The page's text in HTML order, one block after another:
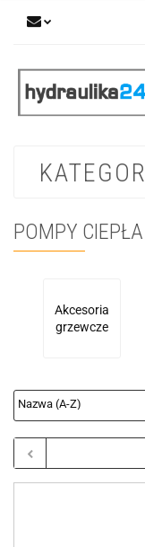
POMPY CIEPŁA
Akcesoria
grzewcze